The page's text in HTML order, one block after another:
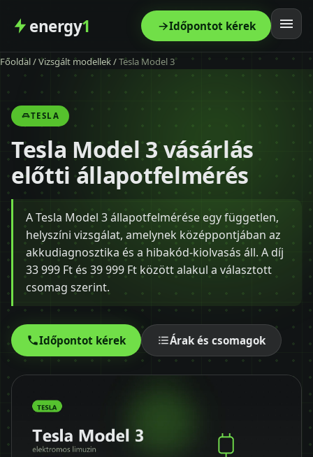
energy1 Időpontot kérek
Főoldal
Szolgáltatás
Árak
Modellek
Kapcsolat
Blog
+36 30 680 7511
Főoldal/Vizsgált modellek/Tesla Model 3
TESLA
Tesla Model 3 vásárlás
előtti állapotfelmérés
A Tesla Model 3 állapotfelmérése egy független,
helyszíni vizsgálat, amelynek középpontjában az
akkudiagnosztika és a hibakód-kiolvasás áll. A díj
33 999 Ft és 39 999 Ft között alakul a választott
csomag szerint.
Időpontot kérek Árak és csomagok